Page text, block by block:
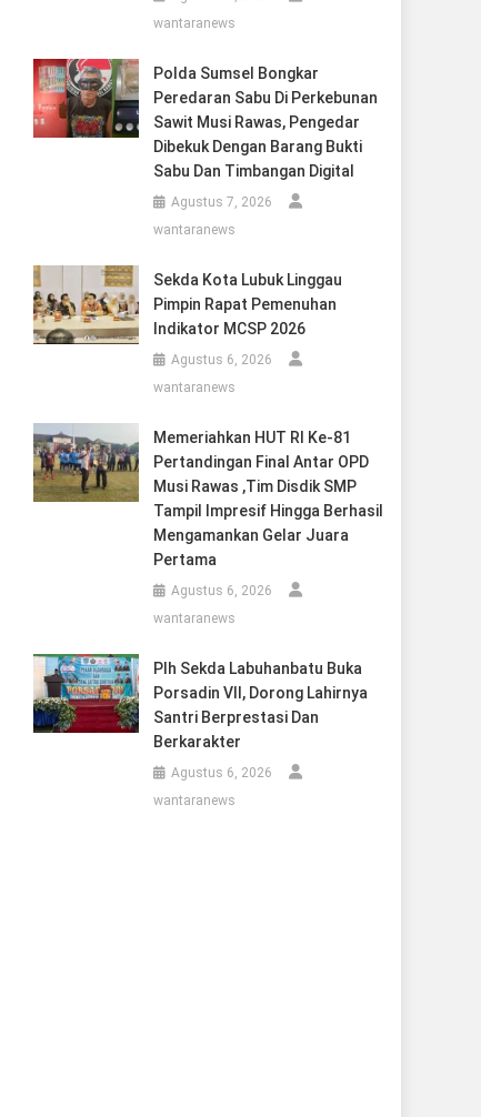
wantaranews
Polda Sumsel Bongkar
Peredaran Sabu Di Perkebunan
Sawit Musi Rawas, Pengedar
Dibekuk Dengan Barang Bukti
Sabu Dan Timbangan Digital
Agustus 7, 2026
wantaranews
Sekda Kota Lubuk Linggau
Pimpin Rapat Pemenuhan
Indikator MCSP 2026
Agustus 6, 2026
wantaranews
Memeriahkan HUT RI Ke-81
Pertandingan Final Antar OPD
Musi Rawas ,Tim Disdik SMP
Tampil Impresif Hingga Berhasil
Mengamankan Gelar Juara
Pertama
Agustus 6, 2026
wantaranews
Plh Sekda Labuhanbatu Buka
Porsadin VII, Dorong Lahirnya
Santri Berprestasi Dan
Berkarakter
Agustus 6, 2026
wantaranews